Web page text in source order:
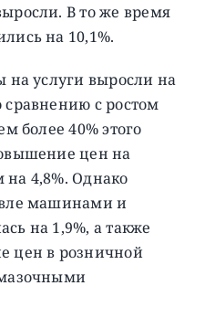
В то же время
на 10,1%.
на услуги выросли на
с ростом
более 40% этого
цен на
4,8%. Однако
машинами и
на 1,9%, а также
цен в розничной